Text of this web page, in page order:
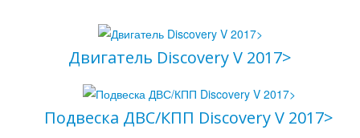
Ваш E-mail*
Двигатель Discovery V 2017>
Подвеска ДВС/КПП Discovery V 2017>